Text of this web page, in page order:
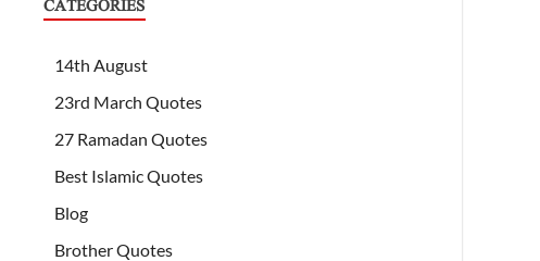
CATEGORIES
14th August
23rd March Quotes
27 Ramadan Quotes
Best Islamic Quotes
Blog
Brother Quotes